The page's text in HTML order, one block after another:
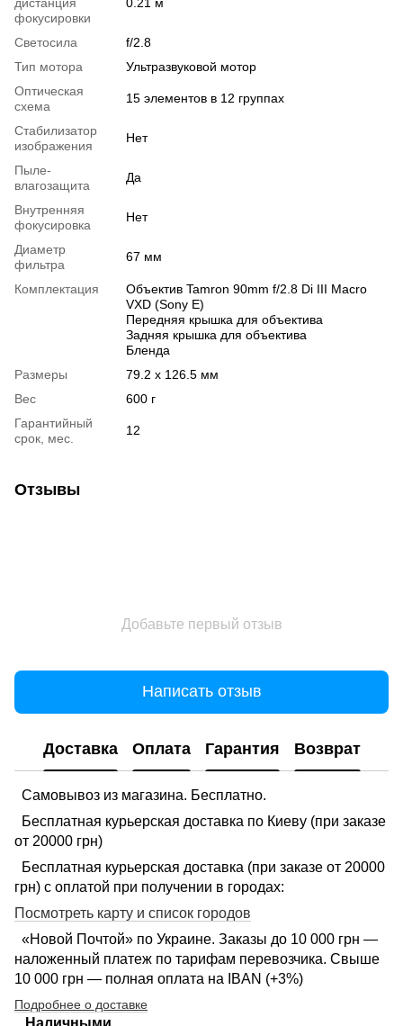
фокусировки
Светосила
f/2.8
Тип мотора
Ультразвуковой мотор
Оптическая
схема
15 элементов в 12 группах
Стабилизатор
изображения
Нет
Пыле-
влагозащита
Да
Внутренняя
фокусировка
Нет
Диаметр
фильтра
67 мм
Комплектация
Объектив Tamron 90mm f/2.8 Di III Macro
VXD (Sony E)
Передняя крышка для объектива
Задняя крышка для объектива
Бленда
Размеры
79.2 x 126.5 мм
Вес
600 г
Гарантийный
срок, мес.
12
Отзывы
Добавьте первый отзыв
Написать отзыв
Доставка Оплата Гарантия Возврат
Самовывоз из магазина. Бесплатно.
Бесплатная курьерская доставка по Киеву (при заказе
от 20000 грн)
Бесплатная курьерская доставка (при заказе от 20000
грн) с оплатой при получении в городах:
Посмотреть карту и список городов
«Новой Почтой» по Украине. Заказы до 10 000 грн —
наложенный платеж по тарифам перевозчика. Свыше
10 000 грн — полная оплата на IBAN (+3%)
Подробнее о доставке
Наличными